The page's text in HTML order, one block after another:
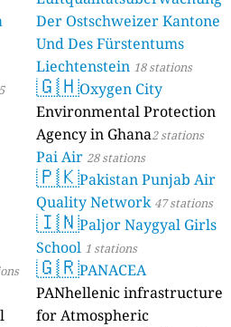
Der Ostschweizer Kantone
Und Des Fürstentums
Liechtenstein 18 stations
🇬🇭Oxygen City
Environmental Protection
Agency in Ghana2 stations
Pai Air 28 stations
🇵🇰Pakistan Punjab Air
Quality Network 47 stations
🇮🇳Paljor Naygyal Girls
School 1 stations
🇬🇷PANACEA
PANhellenic infrastructure
for Atmospheric